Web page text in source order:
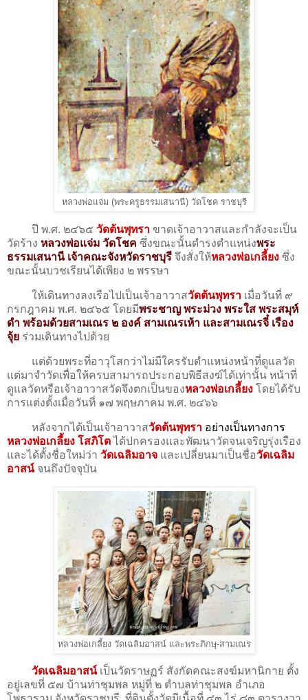
หลวงพ่อแจ่ม (พระครูธรรมเสนานี) วัดโชค ราชบุรี
ปี พ.ศ. ๒๔๖๕ วัดต้นพุทรา ขาดเจ้าอาวาสและกำลังจะเป็น
วัดร้าง หลวงพ่อแจ่ม วัดโชค ซึ่งขณะนั้นดำรงตำแหน่งพระ
ธรรมเสนานี เจ้าคณะจังหวัดราชบุรี จึงสั่งให้หลวงพ่อเกลี้ยง ซึ่ง
ขณะนั้นบวชเรียนได้เพียง ๒ พรรษา
ให้เดินทางลงเรือไปเป็นเจ้าอาวาสวัดต้นพุทรา เมื่อวันที่ ๙
กรกฎาคม พ.ศ. ๒๔๖๕ โดยมีพระชาญ พระม่วง พระใส พระสมุห์
ดำ พร้อมด้วยสามเณร ๒ องค์ สามเณรเห้า และสามเณรจี๋ เรือง
จุ้ย ร่วมเดินทางไปด้วย
แต่ด้วยพระที่อาวุโสกว่าไม่มีใครรับตำแหน่งหน้าที่ดูแลวัด
แต่มาจำวัดเพื่อให้ครบสามารถประกอบพิธีสงฆ์ได้เท่านั้น หน้าที่
ดูแลวัดหรือเจ้าอาวาสวัดจึงตกเป็นของหลวงพ่อเกลี้ยง โดยได้รับ
การแต่งตั้งเมื่อวันที่ ๑๗ พฤษภาคม พ.ศ. ๒๔๖๖
หลังจากได้เป็นเจ้าอาวาสวัดต้นพุทรา อย่างเป็นทางการ
หลวงพ่อเกลี้ยง โสภิโตได้ปกครองและพัฒนาวัดจนเจริญรุ่งเรือง
และได้ตั้งชื่อใหม่ว่า วัดเฉลิมอาจ และเปลี่ยนมาเป็นชื่อวัดเฉลิม
อาสน์ จนถึงปัจจุบัน
หลวงพ่อเกลี้ยง วัดเฉลิมอาสน์ และพระภิกษุ-สามเณร
วัดเฉลิมอาสน์ เป็นวัดราษฏร์ สังกัดคณะสงฆ์มหานิกาย ตั้ง
อยู่เลขที่ ๕๗ บ้านท่าชุมพล หมู่ที่ ๒ ตําบลท่าชุมพล อําเภอ